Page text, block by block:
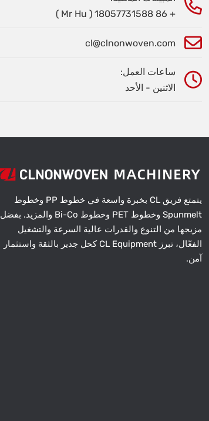
+ 86 18057731588 ( Mr Hu )
cl@clnonwoven.com
ساعات العمل:
الاثنين - الأحد
يتمتع فريق CL بخبرة واسعة في خطوط PP وخطوط
Spunmelt وخطوط PET وخطوط Bi-Co والمزيد. بفضل
مزيجها من التنوع والقدرات عالية السرعة والتشغيل
الفعّال، تبرز CL Equipment كحل جدير بالثقة واستثمار
آمن.